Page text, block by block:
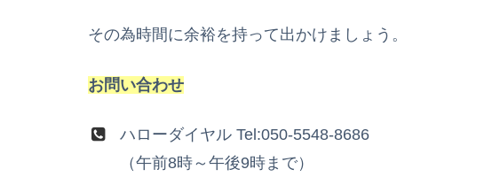
その為時間に余裕を持って出かけましょう。
お問い合わせ
ハローダイヤル Tel:050-5548-8686
（午前8時～午後9時まで）